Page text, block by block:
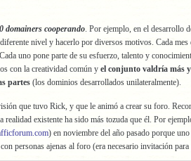
domainers cooperando. Por ejemplo, en el desarrollo
nivel y hacerlo por diversos motivos. Cada
uno pone parte de su esfuerzo, talento y
con la creatividad común y el conjunto valdría más
partes (los dominios desarrollados unilateralmente).
que tuvo Rick, y que le animó a crear su foro.
realidad existente ha sido más tozuda que él. Por
) en noviembre del año pasado porque
personas ajenas al foro (era necesario invitación